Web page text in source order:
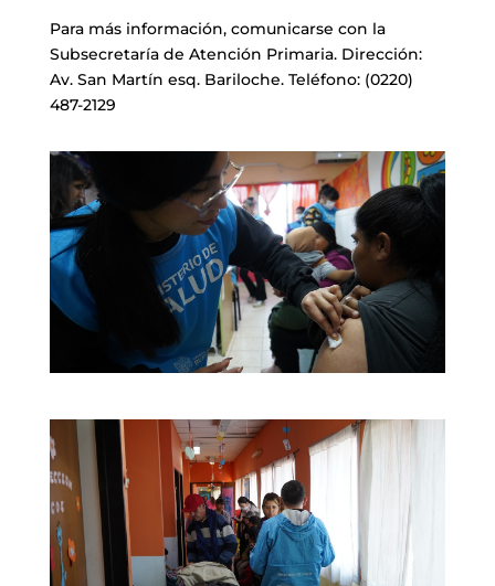
Para más información, comunicarse con la
Subsecretaría de Atención Primaria. Dirección:
Av. San Martín esq. Bariloche. Teléfono: (0220)
487-2129